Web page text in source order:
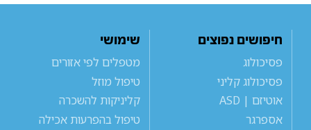
חיפושים נפוצים
פסיכולוג
פסיכולוג קליני
אוטיזם | ASD
אספרגר
שימושי
מטפלים לפי אזורים
טיפול מוזל
קליניקות להשכרה
טיפול בהפרעות אכילה